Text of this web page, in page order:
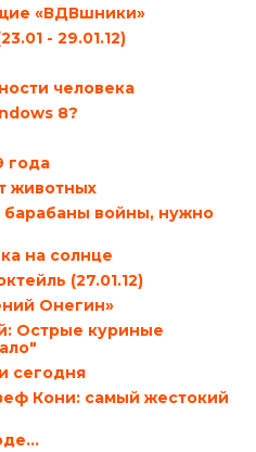
«ВДВшники»
- 29.01.12)
человека
8?
года
животных
войны, нужно
на солнце
(27.01.12)
Онегин»
Острые куриные
сегодня
Кони: самый жестокий